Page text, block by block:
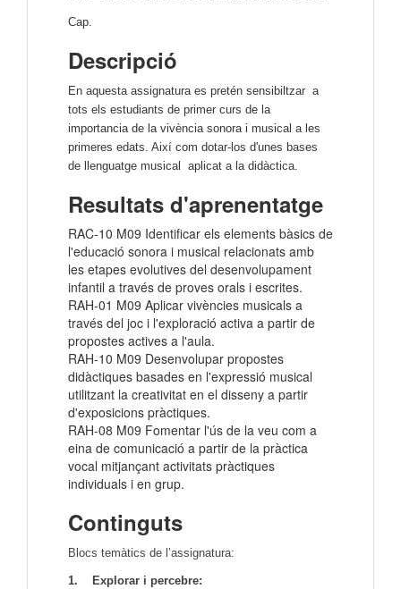
Cap.
Descripció
En aquesta assignatura es pretén sensibiltzar a
tots els estudiants de primer curs de la
importancia de la vivència sonora i musical a les
primeres edats. Així com dotar-los d'unes bases
de llenguatge musical aplicat a la didàctica.
Resultats d'aprenentatge
RAC-10 M09 Identificar els elements bàsics de
l'educació sonora i musical relacionats amb
les etapes evolutives del desenvolupament
infantil a través de proves orals i escrites.
RAH-01 M09 Aplicar vivències musicals a
través del joc i l'exploració activa a partir de
propostes actives a l'aula.
RAH-10 M09 Desenvolupar propostes
didàctiques basades en l'expressió musical
utilitzant la creativitat en el disseny a partir
d'exposicions pràctiques.
RAH-08 M09 Fomentar l'ús de la veu com a
eina de comunicació a partir de la pràctica
vocal mitjançant activitats pràctiques
individuals i en grup.
Continguts
Blocs temàtics de l’assignatura:
1. Explorar i percebre: